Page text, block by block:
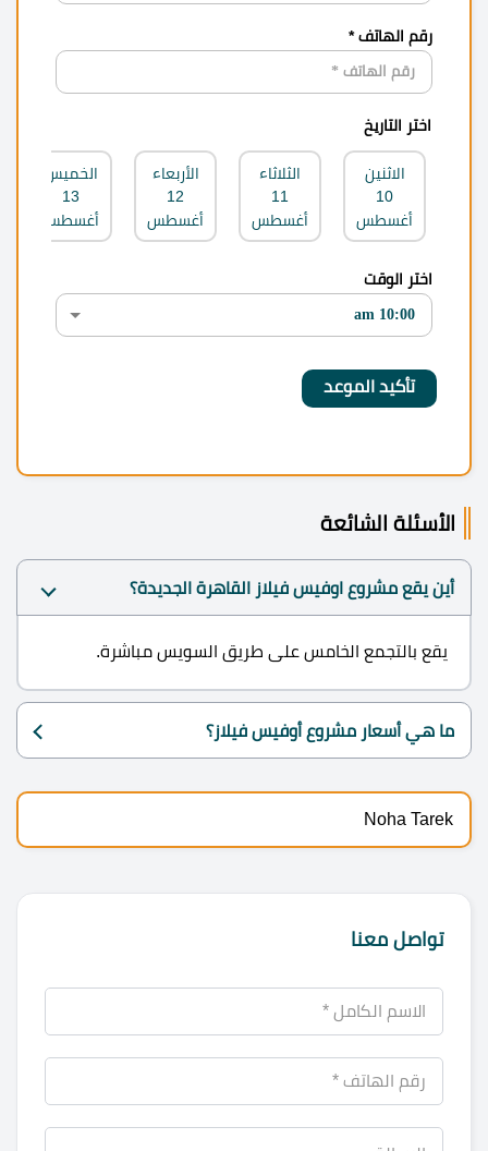
رقم الهاتف *
اختر التاريخ
الاثنين
10
أغسطس
الثلاثاء
11
أغسطس
الأربعاء
12
أغسطس
الخميس
13
أغسطس
اختر الوقت
الأسئلة الشائعة
أين يقع مشروع اوفيس فيلاز القاهرة الجديدة؟
يقع بالتجمع الخامس على طريق السويس مباشرة.
ما هي أسعار مشروع أوفيس فيلاز؟
Noha Tarek
تواصل معنا